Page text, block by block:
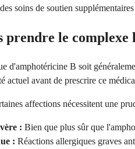
soins de soutien
prendre le
d'amphotéricine B soit
actuel avant de prescrire ce
affections nécessitent une
: Bien que plus sûr que
: Réactions allergiques graves